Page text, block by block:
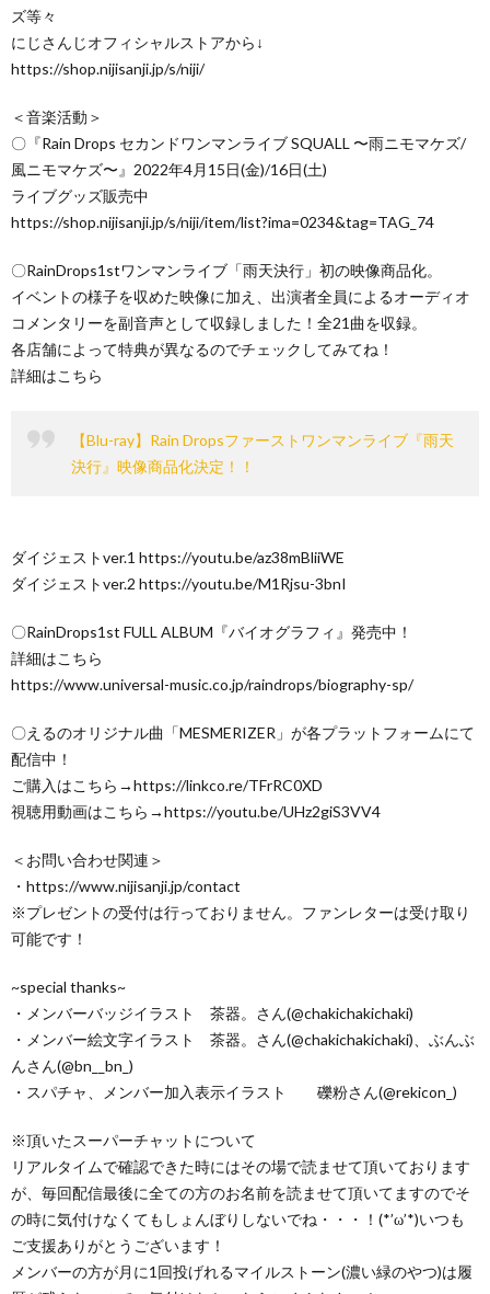
ズ等々
にじさんじオフィシャルストアから↓
https://shop.nijisanji.jp/s/niji/
＜音楽活動＞
〇『Rain Drops セカンドワンマンライブ SQUALL 〜雨ニモマケズ/
風ニモマケズ〜』2022年4月15日(金)/16日(土)
ライブグッズ販売中
https://shop.nijisanji.jp/s/niji/item/list?ima=0234&tag=TAG_74
〇RainDrops1stワンマンライブ「雨天決行」初の映像商品化。
イベントの様子を収めた映像に加え、出演者全員によるオーディオ
コメンタリーを副音声として収録しました！全21曲を収録。
各店舗によって特典が異なるのでチェックしてみてね！
詳細はこちら
【Blu-ray】Rain Dropsファーストワンマンライブ『雨天
決行』映像商品化決定！！
ダイジェストver.1 https://youtu.be/az38mBliiWE
ダイジェストver.2 https://youtu.be/M1Rjsu-3bnI
〇RainDrops1st FULL ALBUM『バイオグラフィ』発売中！
詳細はこちら
https://www.universal-music.co.jp/raindrops/biography-sp/
〇えるのオリジナル曲「MESMERIZER」が各プラットフォームにて
配信中！
ご購入はこちら→https://linkco.re/TFrRC0XD
視聴用動画はこちら→https://youtu.be/UHz2giS3VV4
＜お問い合わせ関連＞
・https://www.nijisanji.jp/contact
※プレゼントの受付は行っておりません。ファンレターは受け取り
可能です！
~special thanks~
・メンバーバッジイラスト 茶器。さん(@chakichakichaki)
・メンバー絵文字イラスト 茶器。さん(@chakichakichaki)、ぶんぶ
んさん(@bn__bn_)
・スパチャ、メンバー加入表示イラスト 礫粉さん(@rekicon_)
※頂いたスーパーチャットについて
リアルタイムで確認できた時にはその場で読ませて頂いております
が、毎回配信最後に全ての方のお名前を読ませて頂いてますのでそ
の時に気付けなくてもしょんぼりしないでね・・・！(*’ω’*)いつも
ご支援ありがとうございます！
メンバーの方が月に1回投げれるマイルストーン(濃い緑のやつ)は履